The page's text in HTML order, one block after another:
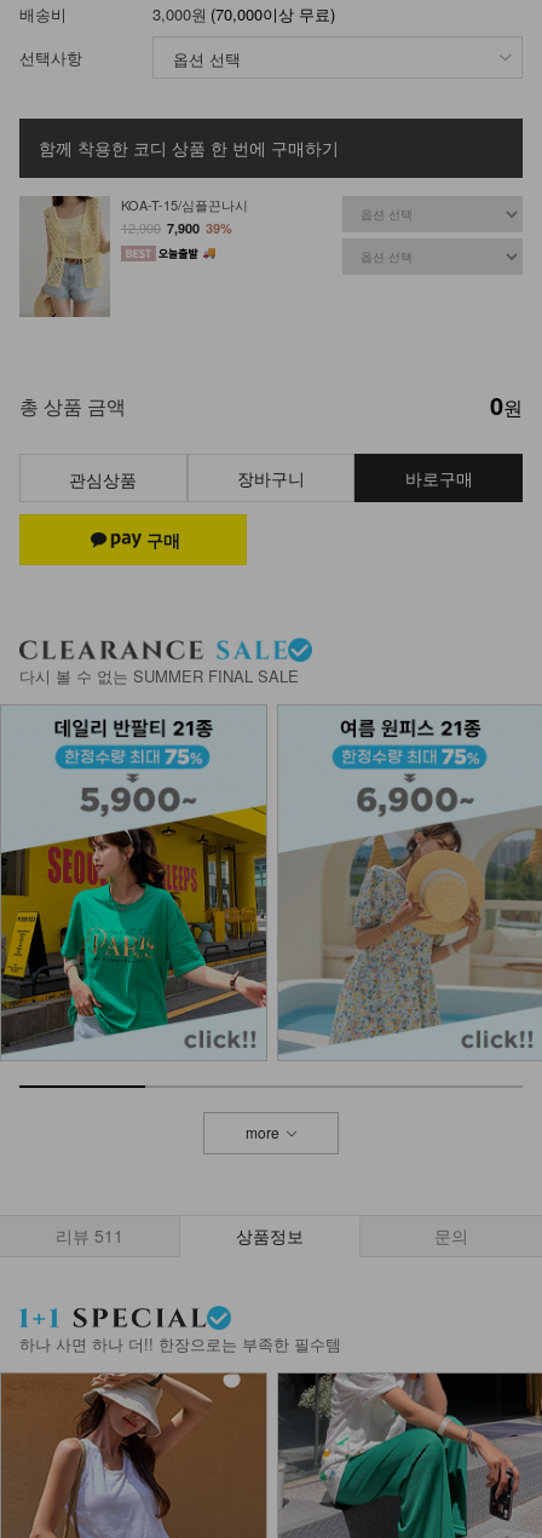
배송비 3,000원 (70,000이상 무료)
선택사항
함께 착용한 코디 상품 한 번에 구매하기
KOA-T-15/심플끈나시
12,900 7,900 39%
총 상품 금액 0원
관심상품 장바구니 바로구매
다시 볼 수 없는 SUMMER FINAL SALE
more
리뷰 511 상품정보 문의
하나 사면 하나 더!! 한장으로는 부족한 필수템